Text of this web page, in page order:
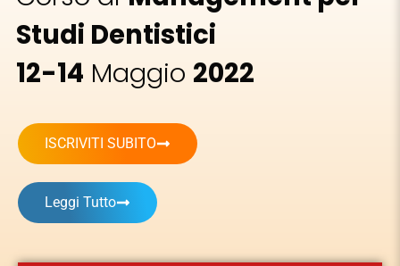
Studi Dentistici
12-14 Maggio 2022
ISCRIVITI SUBITO
Leggi Tutto